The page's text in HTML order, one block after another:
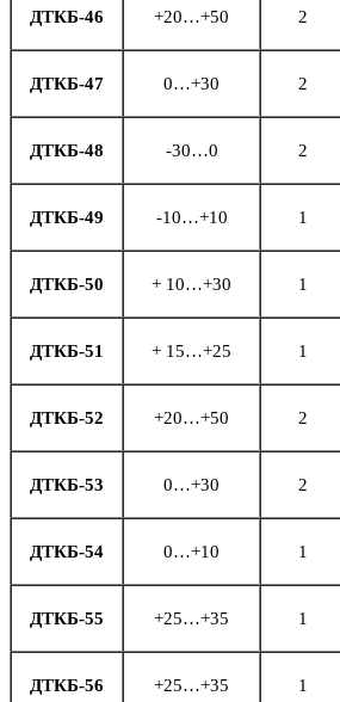
ДТКБ-46 +20…+50 2
ДТКБ-47 0…+30 2
ДТКБ-48 -30…0 2
ДТКБ-49 -10…+10 1
ДТКБ-50 + 10…+30 1
ДТКБ-51 + 15…+25 1
ДТКБ-52 +20…+50 2
ДТКБ-53 0…+30 2
ДТКБ-54 0…+10 1
ДТКБ-55 +25…+35 1
ДТКБ-56 +25…+35 1